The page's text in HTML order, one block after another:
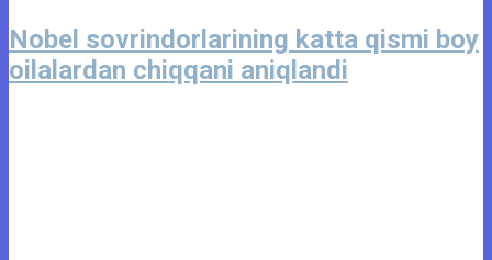
Nobel sovrindorlarining katta qismi boy
oilalardan chiqqani aniqlandi